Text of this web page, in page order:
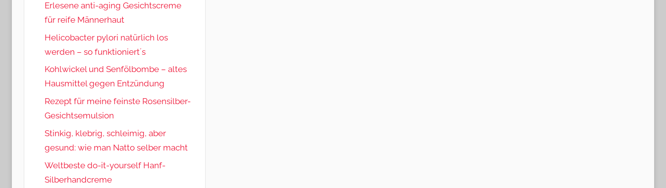
Erlesene anti-aging Gesichtscreme
für reife Männerhaut
Helicobacter pylori natürlich los
werden – so funktioniert´s
Kohlwickel und Senfölbombe – altes
Hausmittel gegen Entzündung
Rezept für meine feinste Rosensilber-
Gesichtsemulsion
Stinkig, klebrig, schleimig, aber
gesund: wie man Natto selber macht
Weltbeste do-it-yourself Hanf-
Silberhandcreme